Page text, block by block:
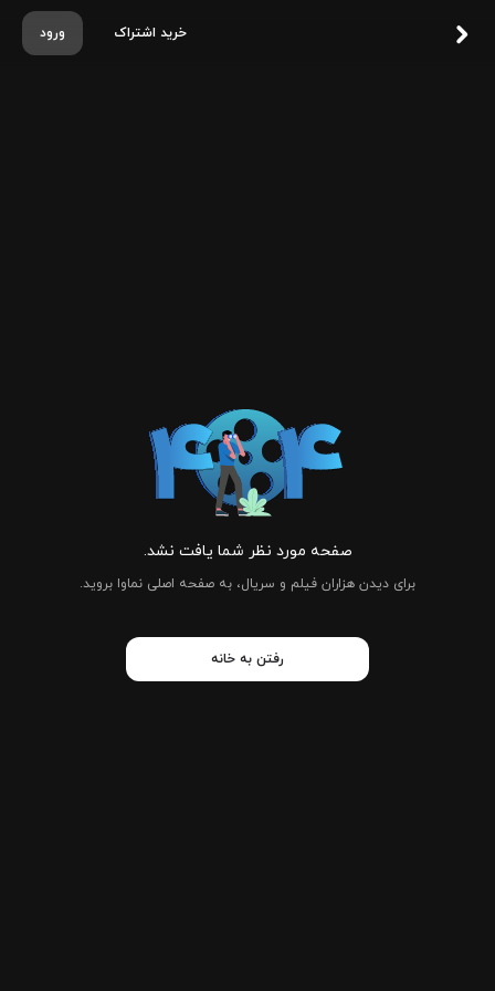
ورود خرید اشتراک
صفحه مورد نظر شما یافت نشد.
برای دیدن هزاران فیلم و سریال، به صفحه اصلی نماوا بروید.
رفتن به خانه